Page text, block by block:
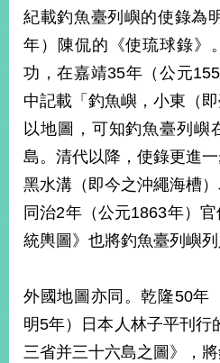
放
宣
告
私
權
護
及
訊
安
策
無
障
紀載釣魚臺列嶼的使錄為
年）陳侃的《使琉球錄》
功，在嘉靖35年（公元
中記載「釣魚嶼，小東（
以地圖，可知釣魚臺列嶼
島。清代以降，使錄更進
黑水溝（即今之沖繩海槽
同治2年（公元1863年）
統輿圖》也將釣魚臺列嶼列
外國地圖亦同。乾隆50年
明5年）日本人林子平刊行
三省并三十六島之圖》，